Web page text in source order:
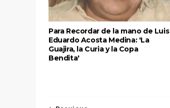
Para Recordar de la mano de Luis
Eduardo Acosta Medina: 'La
Guajira, la Curia y la Copa
Bendita'